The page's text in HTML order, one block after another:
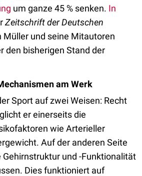
um ganze 45 % senken. In
Zeitschrift der Deutschen
Müller und seine Mitautoren
den bisherigen Stand der
am Werk
Sport auf zwei Weisen: Recht
er einerseits die
wie Arterieller
Auf der anderen Seite
Gehirnstruktur und -Funktionalität
Dies funktioniert auf